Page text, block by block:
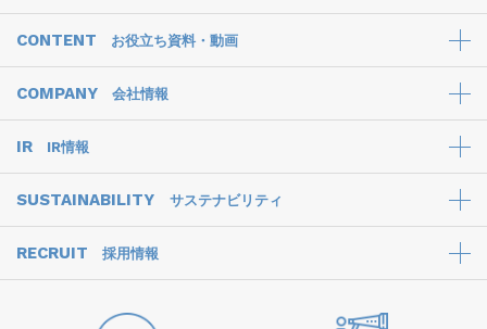
CONTENT お役立ち資料・動画
COMPANY 会社情報
IR IR情報
SUSTAINABILITY サステナビリティ
RECRUIT 採用情報